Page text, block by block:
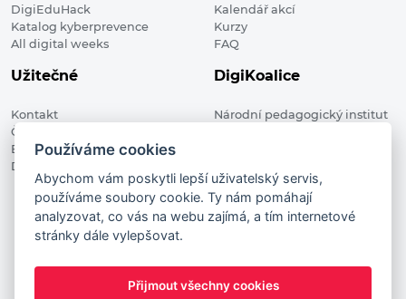
DigiEduHack
Katalog kyberprevence
All digital weeks
Kalendář akcí
Kurzy
FAQ
Užitečné
Kontakt
Členské organizace
Blog
Digitalizace ve vzdělávání
DigiKoalice
Národní pedagogický institut
DigiKoalice 2021. All rights reserved
Vstup do administrace
This project has received funding from the European
Commission Innovation and Networks Executive Agency (now
Používáme cookies
Abychom vám poskytli lepší uživatelský servis,
používáme soubory cookie. Ty nám pomáhají
analyzovat, co vás na webu zajímá, a tím internetové
stránky dále vylepšovat.
Přijmout všechny cookies